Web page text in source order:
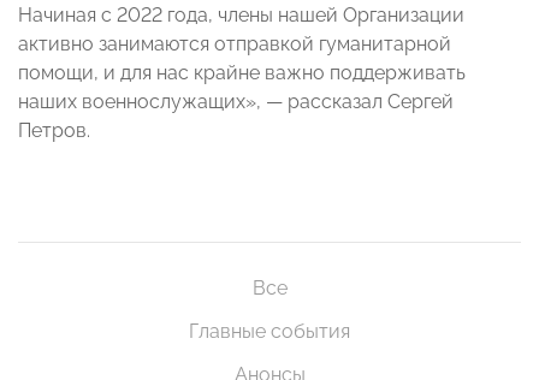
Начиная с 2022 года, члены нашей Организации
активно занимаются отправкой гуманитарной
помощи, и для нас крайне важно поддерживать
наших военнослужащих», — рассказал Сергей
Петров.
Все
Главные события
Анонсы